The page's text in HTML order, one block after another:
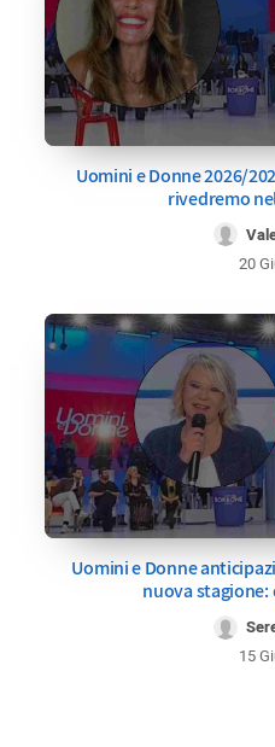
Uomini e Donne 2026/
rivedremo
20
Uomini e Donne
nuova stagione:
15